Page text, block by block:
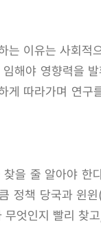
는 이유는 사회적
해야 영향력을
따라가며 연구
을 줄 알아야 한
정책 당국과 윈
엇인지 빨리 찾